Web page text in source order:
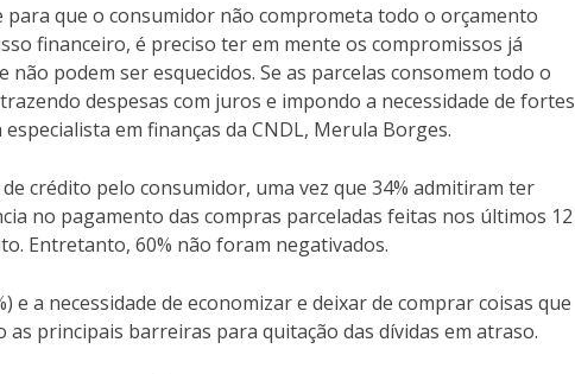
que o consumidor não comprometa todo o orçamento
financeiro, é preciso ter em mente os compromissos já
não podem ser esquecidos. Se as parcelas consomem todo o
despesas com juros e impondo a necessidade de fortes
em finanças da CNDL, Merula Borges.
crédito pelo consumidor, uma vez que 34% admitiram ter
no pagamento das compras parceladas feitas nos últimos 12
Entretanto, 60% não foram negativados.
e a necessidade de economizar e deixar de comprar coisas que
principais barreiras para quitação das dívidas em atraso.